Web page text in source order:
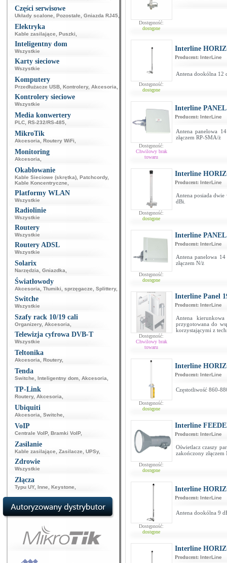
Części serwisowe
Układy scalone Pozostałe Gniazda RJ45
Elektryka
Kable zasilające Puszki
Inteligentny dom
Wszystkie
Karty sieciowe
Wszystkie
Komputery
Przedłużacze USB Kontrolery, Akcesoria
Kontrolery sieciowe
Wszystkie
Media konwertery
PLC RS-232/RS-485
MikroTik
Akcesoria Routery WiFi
Monitoring
Akcesoria
Okablowanie
Kable Sieciowe (skrętka) Patchcordy,
Kable Koncentryczne
Platformy WLAN
Wszystkie
Radiolinie
Wszystkie
Routery
Wszystkie
Routery ADSL
Wszystkie
Solarix
Narzędzia Gniazdka
Światłowody
Akcesoria Tłumiki, sprzęgacze Splittery,
Switche
Wszystkie
Szafy rack 10/19 cali
Organizery, Akcesoria
Telewizja cyfrowa DVB-T
Wszystkie
Teltonika
Akcesoria Routery,
Tenda
Switche Inteligentny dom Akcesoria
TP-Link
Routery, Akcesoria
Ubiquiti
Akcesoria Switche
VoIP
Centrale VoIP, Bramki VoIP,
Zasilanie
Kable zasilające Zasilacze UPSy,
Zdrowie
Wszystkie
Złącza
Typu UY, Inne Keystone
Dostępność:
dostępne
Dostępność:
dostępne
Interline
Producent: InterLine
Antena dookólna 12
Dostępność:
Chwilowy brak
towaru
Interline PANEL
Producent: InterLine
Antena panelowa
złączem RP-SMA/ż
Dostępność:
dostępne
Interline
Producent: InterLine
Antena posiada
dBi.
Dostępność:
dostępne
Interline PANEL
Producent: InterLine
Antena panelowa
złączem N/ż
Dostępność:
Chwilowy brak
towaru
Interline Panel
Producent: InterLine
Antena
przygotowana do
korzystającymi z
Dostępność:
dostępne
Interline
Producent: InterLine
Częstotliwość 860-
Dostępność:
dostępne
Interline
Producent: InterLine
Oświetlacz czaszy
zakończony złączem
Dostępność:
dostępne
Interline
Producent: InterLine
Antena dookólna 9
Interline
Producent: InterLine